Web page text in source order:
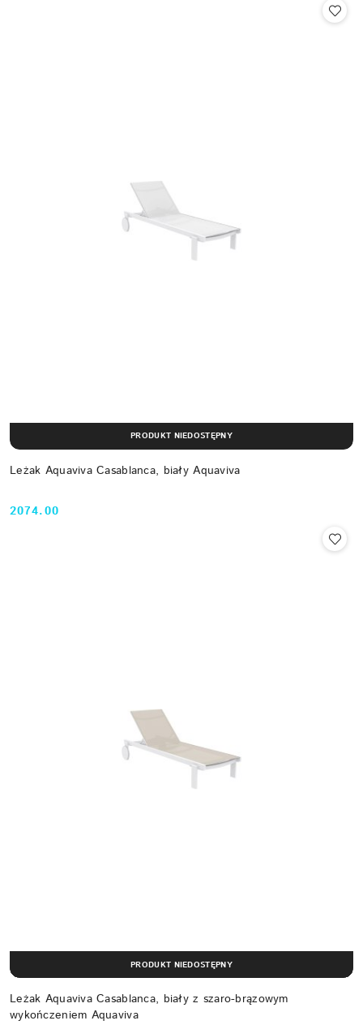
Leżak Aquaviva Casablanca, biały Aquaviva
Cena:
2074.00
PRODUKT NIEDOSTĘPNY
Leżak Aquaviva Casablanca, biały z szaro-brązowym
wykończeniem Aquaviva
PRODUKT NIEDOSTĘPNY